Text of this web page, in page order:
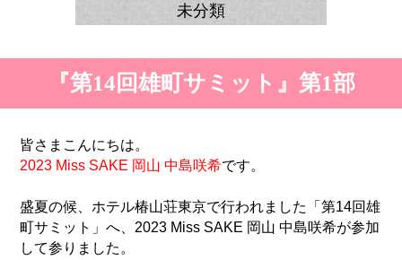
未分類
『第14回雄町サミット』第1部
皆さまこんにちは。
2023 Miss SAKE 岡山 中島咲希です。
盛夏の候、ホテル椿山荘東京で行われました「第14回雄
町サミット」へ、2023 Miss SAKE 岡山 中島咲希が参加
して参りました。